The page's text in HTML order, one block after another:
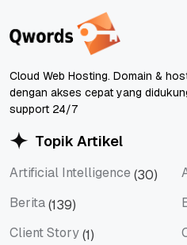
Cloud Web Hosting. Domain &
dengan akses cepat yang
support 24/7
Topik Artikel
Artificial Intelligence (30)
Berita(139)
Client Story(1)